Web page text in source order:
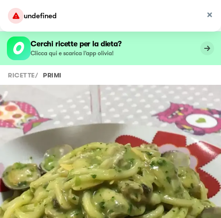
undefined
Cerchi ricette per la dieta?
Clicca qui e scarica l’app olivia!
RICETTE/ PRIMI